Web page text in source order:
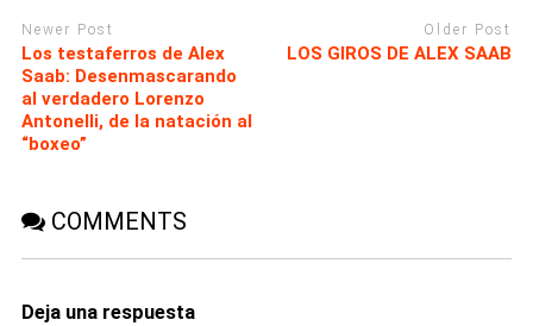
Newer Post
Los testaferros de Alex
Saab: Desenmascarando
al verdadero Lorenzo
Antonelli, de la natación al
“boxeo”
Older Post
LOS GIROS DE ALEX SAAB
COMMENTS
Deja una respuesta